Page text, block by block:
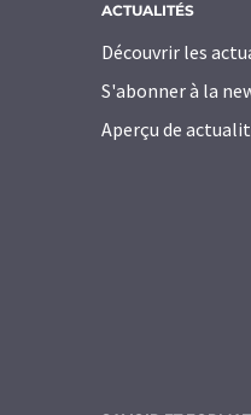
ACTUALITÉS
Découvrir les
S'abonner à la
Aperçu de